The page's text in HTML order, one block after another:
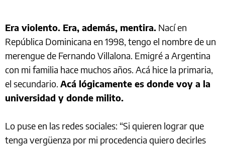
Era violento. Era, además, mentira. Nací en
República Dominicana en 1998, tengo el nombre de un
merengue de Fernando Villalona. Emigré a Argentina
con mi familia hace muchos años. Acá hice la primaria,
el secundario. Acá lógicamente es donde voy a la
universidad y donde milito.
Lo puse en las redes sociales: “Si quieren lograr que
tenga vergüenza por mi procedencia quiero decirles